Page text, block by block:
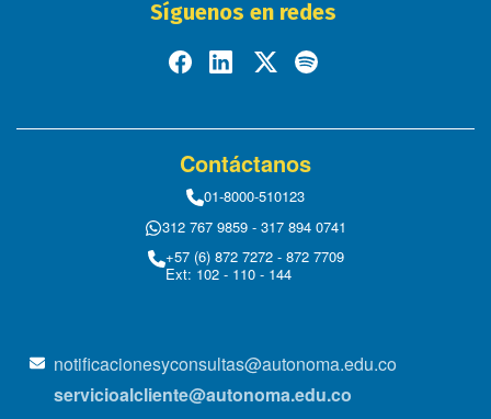
Síguenos en redes
Contáctanos
01-8000-510123
312 767 9859 - 317 894 0741
+57 (6) 872 7272 - 872 7709
Ext: 102 - 110 - 144
notificacionesyconsultas@autonoma.edu.co
servicioalcliente@autonoma.edu.co